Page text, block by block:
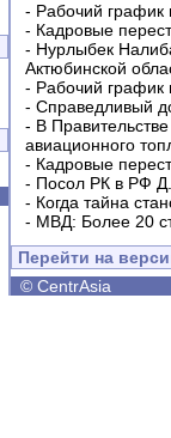
- Рабочий график
- Кадровые
- Нурлыбек
Актюбинской
- Рабочий график
- Справедливый
- В
авиационного
- Кадровые
- Посол РК в РФ
- Когда тайна
- МВД: Более 20
Перейти на
© CentrAsia